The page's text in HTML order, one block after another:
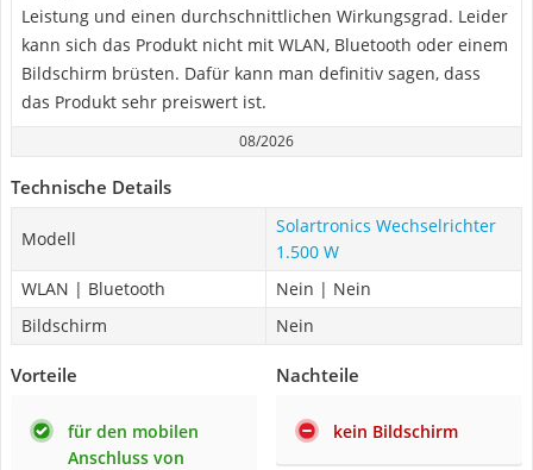
Leistung und einen durchschnittlichen Wirkungsgrad. Leider
kann sich das Produkt nicht mit WLAN, Bluetooth oder einem
Bildschirm brüsten. Dafür kann man definitiv sagen, dass
das Produkt sehr preiswert ist.
08/2026
Technische Details
Modell
Solartronics Wechselrichter
1.500 W
WLAN | Bluetooth
Nein | Nein
Bildschirm
Nein
Vorteile
für den mobilen
Anschluss von
Nachteile
kein Bildschirm